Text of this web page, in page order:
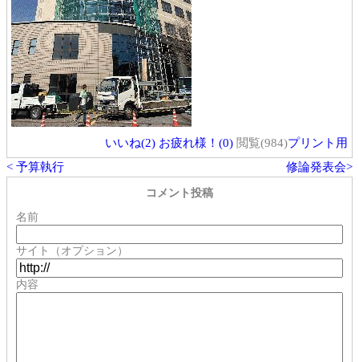
いいね(2) お疲れ様！(0) 閲覧(984)プリント用
< 予算執行
修論発表会>
コメント投稿
名前
サイト（オプション）
内容